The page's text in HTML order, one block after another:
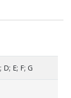
D; E; F; G